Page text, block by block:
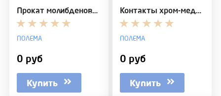
Прокат молибденовый листовой высокой точности М99,…
ПОЛЕМА
0 руб
Купить
Контакты хром-медь (Cr-Cu)
ПОЛЕМА
0 руб
Купить